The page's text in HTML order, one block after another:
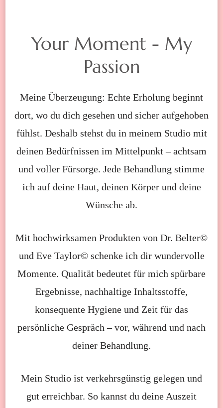
Your Moment - My
Passion
Meine Überzeugung: Echte Erholung beginnt
dort, wo du dich gesehen und sicher aufgehoben
fühlst. Deshalb stehst du in meinem Studio mit
deinen Bedürfnissen im Mittelpunkt – achtsam
und voller Fürsorge. Jede Behandlung stimme
ich auf deine Haut, deinen Körper und deine
Wünsche ab.
Mit hochwirksamen Produkten von Dr. Belter©
und Eve Taylor© schenke ich dir wundervolle
Momente. Qualität bedeutet für mich spürbare
Ergebnisse, nachhaltige Inhaltsstoffe,
konsequente Hygiene und Zeit für das
persönliche Gespräch – vor, während und nach
deiner Behandlung.
Mein Studio ist verkehrsgünstig gelegen und
gut erreichbar. So kannst du deine Auszeit